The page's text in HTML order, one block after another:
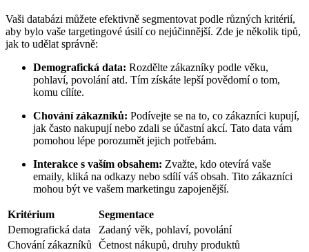
Vaši databázi můžete efektivně segmentovat podle různých kritérií,
aby bylo vaše targetingové úsilí co nejúčinnější. Zde je několik tipů,
jak to udělat správně:
Demografická data: Rozdělte zákazníky podle věku,
pohlaví, povolání atd. Tím získáte lepší povědomí o tom,
komu cílíte.
Chování zákazníků: Podívejte se na to, co zákazníci kupují,
jak často nakupují nebo zdali se účastní akcí. Tato data vám
pomohou lépe porozumět jejich potřebám.
Interakce s vaším obsahem: Zvažte, kdo otevírá vaše
emaily, kliká na odkazy nebo sdílí váš obsah. Tito zákazníci
mohou být ve vašem marketingu zapojenější.
Kritérium
Segmentace
Demografická data
Zadaný věk, pohlaví, povolání
Chování zákazníků
Četnost nákupů, druhy produktů